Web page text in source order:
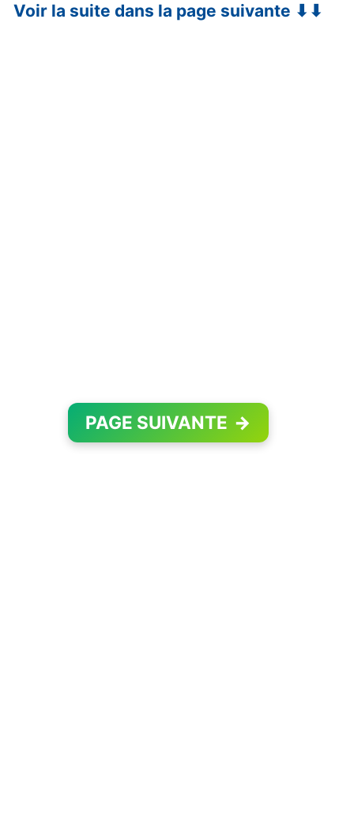
Voir la suite dans la page suivante ⬇⬇
PAGE SUIVANTE →